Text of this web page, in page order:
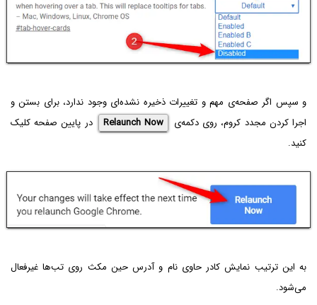
و سپس اگر صفحه‌ی مهم و تغییرات ذخیره نشده‌ای وجود ندارد، برای بستن و
اجرا کردن مجدد کروم، روی دکمه‌ی
Relaunch Now
در پایین صفحه کلیک
کنید.
به این ترتیب نمایش کادر حاوی نام و آدرس حین مکث روی تب‌ها غیرفعال
می‌شود.